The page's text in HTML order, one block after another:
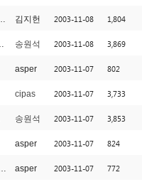
김지헌 2003-11-08 1,804
송원석 2003-11-08 3,869
asper 2003-11-07 802
cipas 2003-11-07 3,733
송원석 2003-11-07 3,853
asper 2003-11-07 824
asper 2003-11-07 772